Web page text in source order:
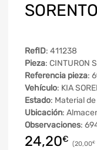
RefID: 411238
Pieza: CINTURON
Referencia pieza:
Vehículo: KIA
Estado: Material
Ubicación:
Observaciones:
24,20€ 20,00€